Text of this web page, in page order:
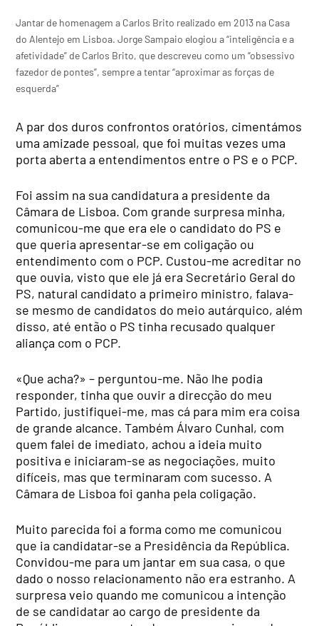
Jantar de homenagem a Carlos Brito realizado em 2013 na Casa
do Alentejo em Lisboa. Jorge Sampaio elogiou a “inteligência e a
afetividade” de Carlos Brito, que descreveu como um “obsessivo
fazedor de pontes”, sempre a tentar “aproximar as forças de
esquerda”
A par dos duros confrontos oratórios, cimentámos
uma amizade pessoal, que foi muitas vezes uma
porta aberta a entendimentos entre o PS e o PCP.
Foi assim na sua candidatura a presidente da
Câmara de Lisboa. Com grande surpresa minha,
comunicou-me que era ele o candidato do PS e
que queria apresentar-se em coligação ou
entendimento com o PCP. Custou-me acreditar no
que ouvia, visto que ele já era Secretário Geral do
PS, natural candidato a primeiro ministro, falava-
se mesmo de candidatos do meio autárquico, além
disso, até então o PS tinha recusado qualquer
aliança com o PCP.
«Que acha?» – perguntou-me. Não lhe podia
responder, tinha que ouvir a direcção do meu
Partido, justifiquei-me, mas cá para mim era coisa
de grande alcance. Também Álvaro Cunhal, com
quem falei de imediato, achou a ideia muito
positiva e iniciaram-se as negociações, muito
difíceis, mas que terminaram com sucesso. A
Câmara de Lisboa foi ganha pela coligação.
Muito parecida foi a forma como me comunicou
que ia candidatar-se a Presidência da República.
Convidou-me para um jantar em sua casa, o que
dado o nosso relacionamento não era estranho. A
surpresa veio quando me comunicou a intenção
de se candidatar ao cargo de presidente da